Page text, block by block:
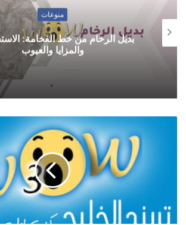
منوعات
بديل الرخام من خط الفخامة:
والمزايا والعيوب